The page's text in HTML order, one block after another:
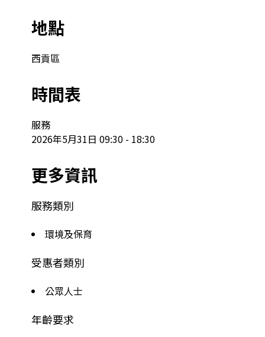
地點
西貢區
時間表
服務
2026年5月31日 09:30 - 18:30
更多資訊
服務類別
環境及保育
受惠者類別
公眾人士
年齡要求